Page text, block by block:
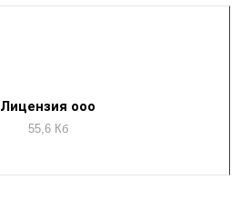
Лицензия ооо
55,6 Кб